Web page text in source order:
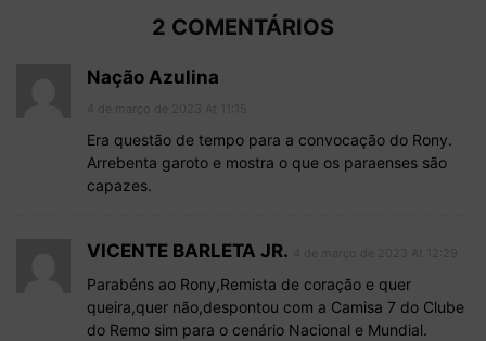
2 COMENTÁRIOS
Nação Azulina
Era questão de tempo para a convocação do Rony.
Arrebenta garoto e mostra o que os paraenses são
capazes.
VICENTE BARLETA JR.
Parabéns ao Rony,Remista de coração e quer
queira,quer não,despontou com a Camisa 7 do Clube
do Remo sim para o cenário Nacional e Mundial.